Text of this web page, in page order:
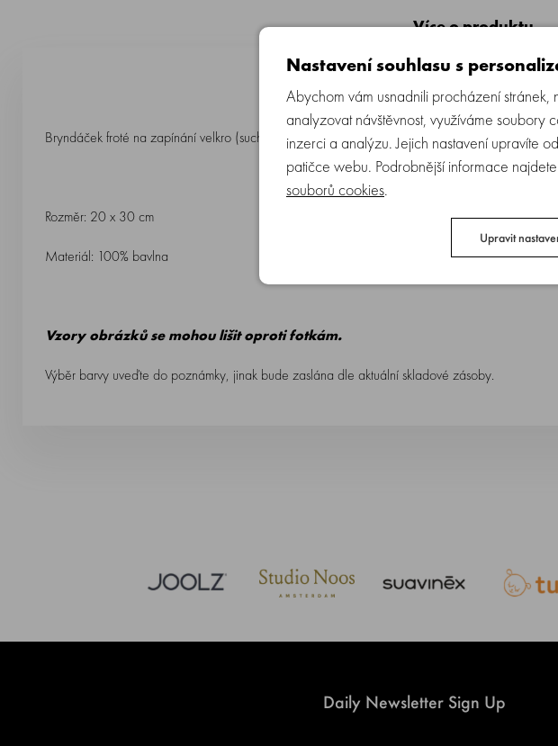
Více o produktu
Bryndáček froté na zapínání velkro (suchý zip).
Rozměr: 20 x 30 cm
Materiál: 100% bavlna
Vzory obrázků se mohou lišit oproti fotkám.
Výběr barvy uveďte do poznámky, jinak bude zaslána dle aktuální skladové zásoby.
Daily Newsletter Sign Up
Nastavení souhlasu s
Abychom vám usnadnili procházení
analyzovat návštěvnost, využíváme soubory
inzerci a analýzu. Jejich nastavení upravíte
patičce webu. Podrobnější informace
souborů cookies.
Upravit